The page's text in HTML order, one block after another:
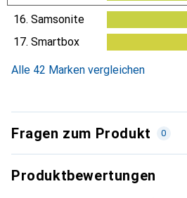
16. Samsonite
17. Smartbox
Alle 42 Marken vergleichen
Fragen zum Produkt 0
Produktbewertungen